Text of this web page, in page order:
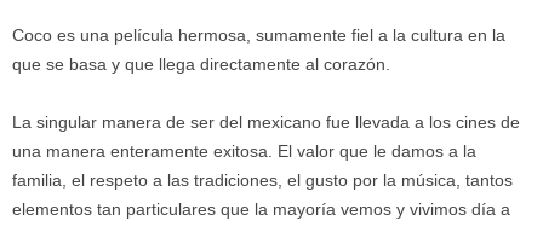
Coco es una película hermosa, sumamente fiel a la cultura en la
que se basa y que llega directamente al corazón.
La singular manera de ser del mexicano fue llevada a los cines de
una manera enteramente exitosa. El valor que le damos a la
familia, el respeto a las tradiciones, el gusto por la música, tantos
elementos tan particulares que la mayoría vemos y vivimos día a